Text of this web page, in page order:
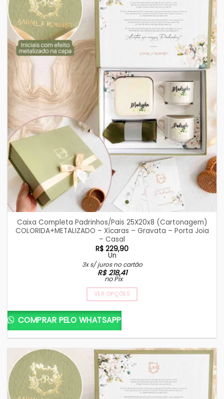
Caixa Completa Padrinhos/Pais 25X20x8 (Cartonagem)
COLORIDA+METALIZADO – Xícaras – Gravata – Porta Joia
– Casal
R$ 229,90
Un
3x s/ juros no cartão
R$218,41
no Pix
VER OPÇÕES
COMPRAR PELO WHATSAPP